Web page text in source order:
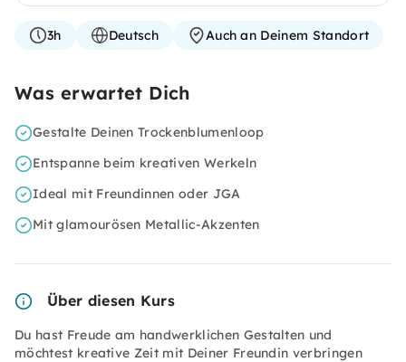
3h Deutsch Auch an Deinem Standort
Was erwartet Dich
Gestalte Deinen Trockenblumenloop
Entspanne beim kreativen Werkeln
Ideal mit Freundinnen oder JGA
Mit glamourösen Metallic-Akzenten
Über diesen Kurs
Du hast Freude am handwerklichen Gestalten und
möchtest kreative Zeit mit Deiner Freundin verbringen